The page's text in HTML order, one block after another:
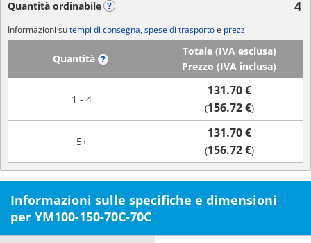
Quantità ordinabile 4
Informazioni sutempi di consegna, spese di trasportoe prezzi
Quantità
Totale (IVA esclusa)
Prezzo (IVA inclusa)
1 - 4
131.70 €
(156.72 €)
5+
131.70 €
(156.72 €)
Informazioni sulle specifiche e dimensioni
per YM100-150-70C-70C